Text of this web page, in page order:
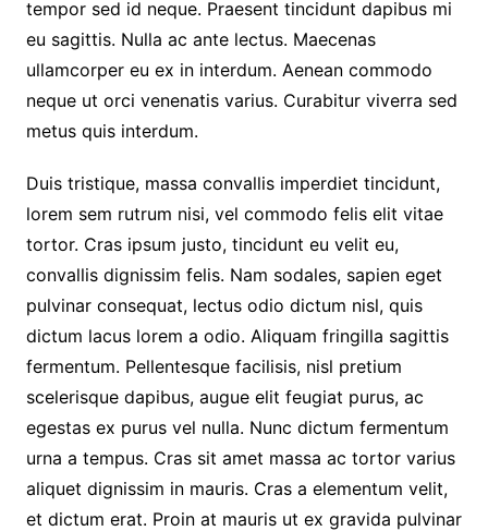
tempor sed id neque. Praesent tincidunt dapibus mi
eu sagittis. Nulla ac ante lectus. Maecenas
ullamcorper eu ex in interdum. Aenean commodo
neque ut orci venenatis varius. Curabitur viverra sed
metus quis interdum.
Duis tristique, massa convallis imperdiet tincidunt,
lorem sem rutrum nisi, vel commodo felis elit vitae
tortor. Cras ipsum justo, tincidunt eu velit eu,
convallis dignissim felis. Nam sodales, sapien eget
pulvinar consequat, lectus odio dictum nisl, quis
dictum lacus lorem a odio. Aliquam fringilla sagittis
fermentum. Pellentesque facilisis, nisl pretium
scelerisque dapibus, augue elit feugiat purus, ac
egestas ex purus vel nulla. Nunc dictum fermentum
urna a tempus. Cras sit amet massa ac tortor varius
aliquet dignissim in mauris. Cras a elementum velit,
et dictum erat. Proin at mauris ut ex gravida pulvinar